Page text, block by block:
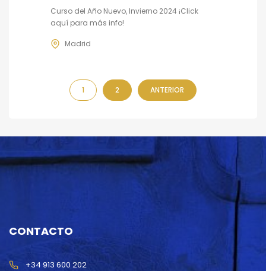
Curso del Año Nuevo, Invierno 2024 ¡Click
aquí para más info!
Madrid
1 2 ANTERIOR
CONTACTO
+34 913 600 202